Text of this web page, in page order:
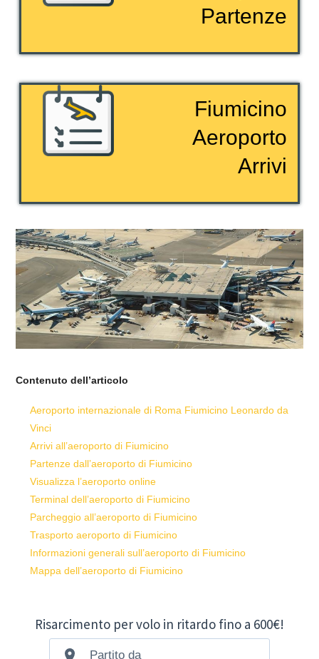
Partenze
Fiumicino
Aeroporto
Arrivi
Contenuto dell’articolo
Aeroporto internazionale di Roma Fiumicino Leonardo da
Vinci
Arrivi all’aeroporto di Fiumicino
Partenze dall’aeroporto di Fiumicino
Visualizza l’aeroporto online
Terminal dell’aeroporto di Fiumicino
Parcheggio all’aeroporto di Fiumicino
Trasporto aeroporto di Fiumicino
Informazioni generali sull’aeroporto di Fiumicino
Mappa dell’aeroporto di Fiumicino